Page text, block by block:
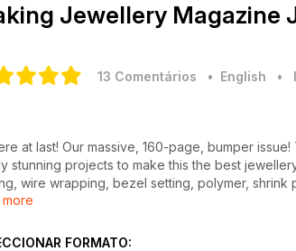
Jewellery Magazine
13 Comentários • English •
at last! Our massive, 160-page, bumper
stunning projects to make this the best
wire wrapping, bezel setting, polymer, shrink
the pages. Plus, we’ve got extended basic
features will keep you too busy to care!
FORMATO: